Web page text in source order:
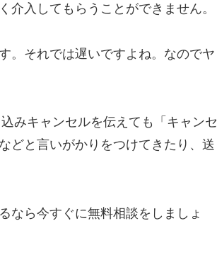
入してもらうことができません。
。それでは遅いですよね。なのでヤ
みキャンセルを伝えても「キャンセ
どと言いがかりをつけてきたり、送
なら今すぐに無料相談をしましょ